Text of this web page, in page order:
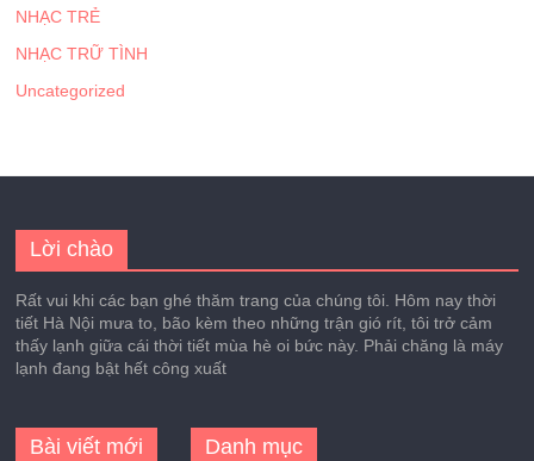
NHẠC TRẺ
NHẠC TRỮ TÌNH
Uncategorized
Lời chào
Rất vui khi các bạn ghé thăm trang của chúng tôi. Hôm nay thời
tiết Hà Nội mưa to, bão kèm theo những trận gió rít, tôi trở cảm
thấy lạnh giữa cái thời tiết mùa hè oi bức này. Phải chăng là máy
lạnh đang bật hết công xuất
Bài viết mới Danh mục